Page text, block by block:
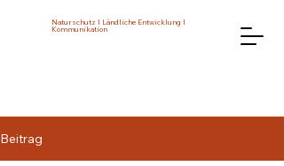
Naturschutz I Ländliche Entwicklung I
Kommunikation
Beitrag